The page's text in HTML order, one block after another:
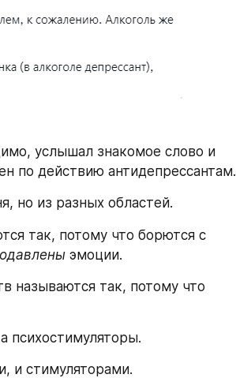
услышал знакомое слово и
по действию антидепрессантам.
но из разных областей.
так, потому что борются с
эмоции.
психостимуляторы.
и стимуляторами.